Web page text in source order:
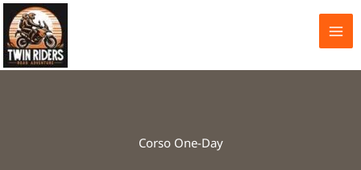
contenuto
Corso One-Day